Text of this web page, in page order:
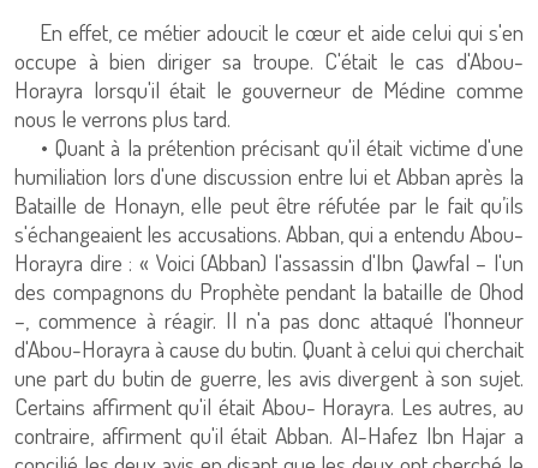
En effet, ce métier adoucit le cœur et aide celui qui s'en
occupe à bien diriger sa troupe. C'était le cas d'Abou-
Horayra lorsqu'il était le gouverneur de Médine comme
nous le verrons plus tard.
• Quant à la prétention précisant qu'il était victime d'une
humiliation lors d'une discussion entre lui et Abban après la
Bataille de Honayn, elle peut être réfutée par le fait qu’ils
s'échangeaient les accusations. Abban, qui a entendu Abou-
Horayra dire : « Voici (Abban) l'assassin d'Ibn Qawfal – l'un
des compagnons du Prophète pendant la bataille de Ohod
–, commence à réagir. Il n'a pas donc attaqué l'honneur
d'Abou-Horayra à cause du butin. Quant à celui qui cherchait
une part du butin de guerre, les avis divergent à son sujet.
Certains affirment qu'il était Abou- Horayra. Les autres, au
contraire, affirment qu'il était Abban. Al-Hafez Ibn Hajar a